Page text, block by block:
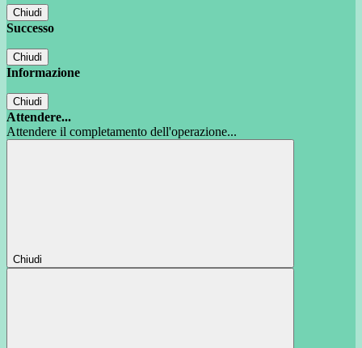
Chiudi
Successo
Chiudi
Informazione
Chiudi
Attendere...
Attendere il completamento dell'operazione...
Chiudi